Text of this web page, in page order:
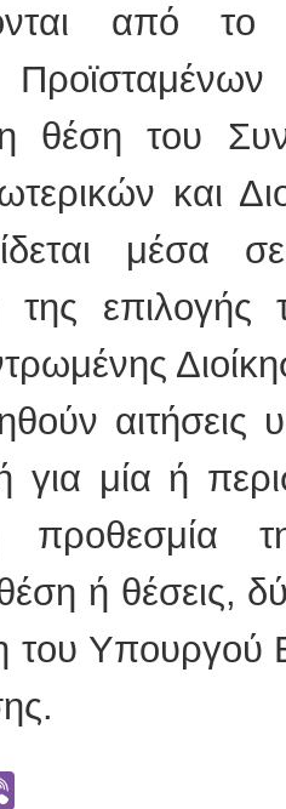
από το
θέση του
και
μέσα
της
αιτήσεις
για μία ή
προθεσμία
ή θέσεις,
Υπουργού